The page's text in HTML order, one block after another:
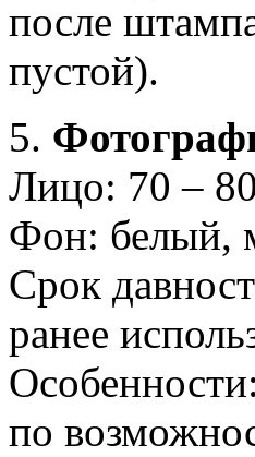
после
пустой).
5.
Лицо: 70 –
Фон: белый,
Срок
ранее
по